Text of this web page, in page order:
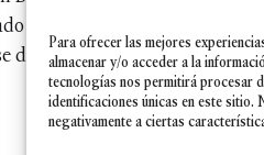
Para ofrecer las mejores
almacenar y/o acceder a la
tecnologías nos permitirá procesar
identificaciones únicas en este sitio.
negativamente a ciertas
entre los diversos públicos
desarrollaron sobre estos